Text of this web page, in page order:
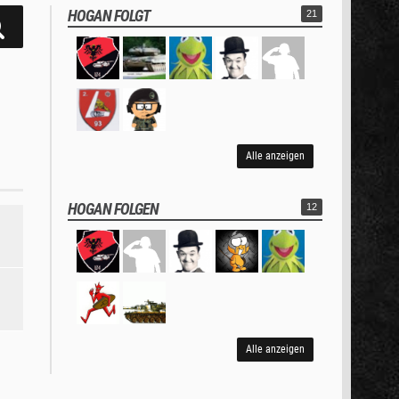
HOGAN FOLGT 21
Alle anzeigen
HOGAN FOLGEN 12
Alle anzeigen